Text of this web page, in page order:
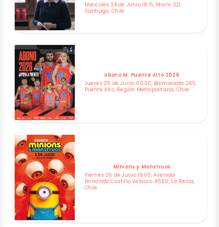
Miércoles 24 de Junio 18:15, Marín 321,
Santiago, Chile
Abono M. Puente Alto 2026
Jueves 25 de Junio 00:00, Balmaceda 265,
Puente Alto, Región Metropolitana, Chile
Minions y Monstruos
Viernes 26 de Junio 19:00, Avenida
Fernando Castillo Velasco 8580, La Reina,
Chile